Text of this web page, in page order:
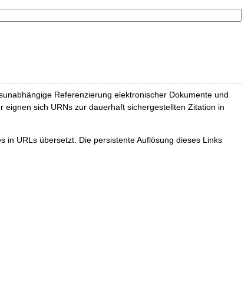
Referenzierung elektronischer Dokumente und
eignen sich URNs zur dauerhaft sichergestellten Zitation in
in URLs übersetzt. Die persistente Auflösung dieses Links